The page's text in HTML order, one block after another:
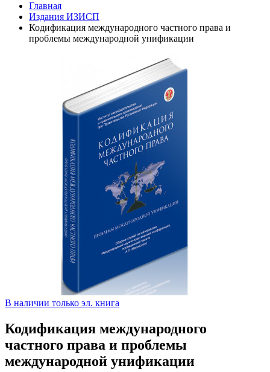
Главная
Издания ИЗИСП
Кодификация международного частного права и
проблемы международной унификации
В наличии только эл. книга
Кодификация международного
частного права и проблемы
международной унификации